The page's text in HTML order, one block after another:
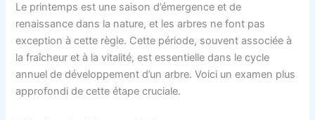
Le printemps est une saison d’émergence et de
renaissance dans la nature, et les arbres ne font pas
exception à cette règle. Cette période, souvent associée à
la fraîcheur et à la vitalité, est essentielle dans le cycle
annuel de développement d’un arbre. Voici un examen plus
approfondi de cette étape cruciale.